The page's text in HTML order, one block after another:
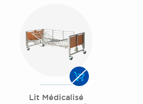
Lit Médicalisé